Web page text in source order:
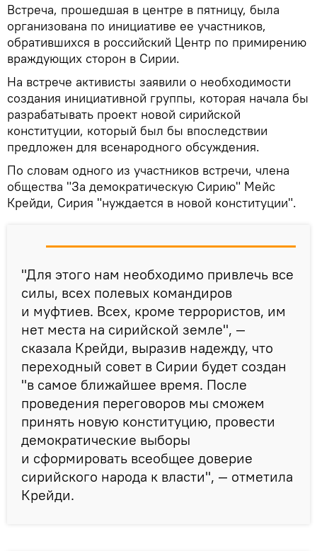
Встреча, прошедшая в центре в пятницу, была
организована по инициативе ее участников,
обратившихся в российский Центр по примирению
враждующих сторон в Сирии.
На встрече активисты заявили о необходимости
создания инициативной группы, которая начала бы
разрабатывать проект новой сирийской
конституции, который был бы впоследствии
предложен для всенародного обсуждения.
По словам одного из участников встречи, члена
общества "За демократическую Сирию" Мейс
Крейди, Сирия "нуждается в новой конституции".
"Для этого нам необходимо привлечь все
силы, всех полевых командиров
и муфтиев. Всех, кроме террористов, им
нет места на сирийской земле", —
сказала Крейди, выразив надежду, что
переходный совет в Сирии будет создан
"в самое ближайшее время. После
проведения переговоров мы сможем
принять новую конституцию, провести
демократические выборы
и сформировать всеобщее доверие
сирийского народа к власти", — отметила
Крейди.